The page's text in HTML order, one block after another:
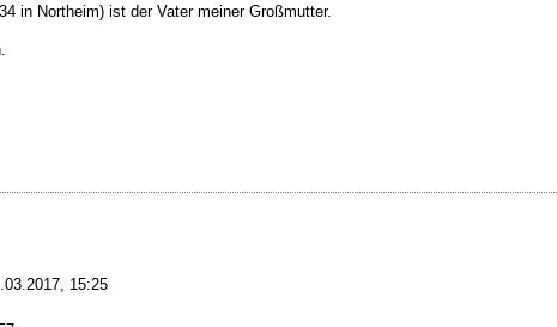
in Northeim) ist der Vater meiner Großmutter.
15:25